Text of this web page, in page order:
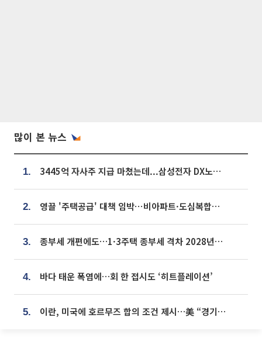
많이 본 뉴스
1. 3445억 자사주 지급 마쳤는데...삼성전자 DX노조, 뒤늦은 '떼쓰기 집회'
2. 영끌 '주택공급' 대책 임박⋯비아파트·도심복합까지 총동원
3. 종부세 개편에도…1·3주택 종부세 격차 2028년부터 확대
4. 바다 태운 폭염에…회 한 접시도 ‘히트플레이션’
5. 이란, 미국에 호르무즈 합의 조건 제시…美 “경기 아직 안 끝나” [종합]